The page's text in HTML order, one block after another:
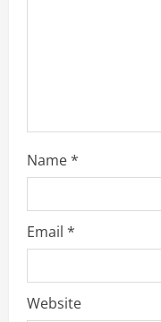
Name*
Email *
Website